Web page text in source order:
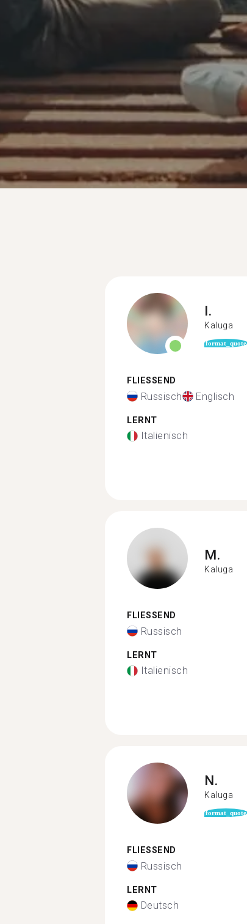
I.
Kaluga
format_quote
FLIESSEND
Russisch Englisch
LERNT
Italienisch
M.
Kaluga
FLIESSEND
Russisch
LERNT
Italienisch
N.
Kaluga
format_quote
FLIESSEND
Russisch
LERNT
Deutsch